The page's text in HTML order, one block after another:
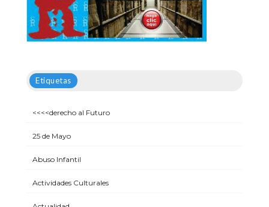
Etiquetas
<<<<derecho al Futuro
25 de Mayo
Abuso Infantil
Actividades Culturales